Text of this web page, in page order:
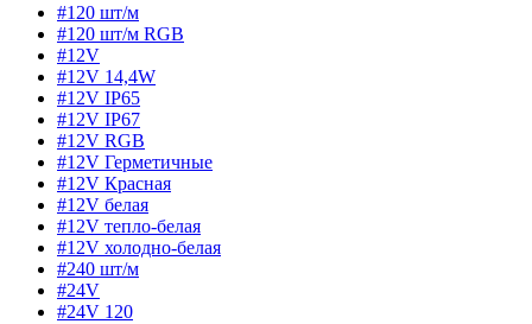
#120 шт/м
#120 шт/м RGB
#12V
#12V 14,4W
#12V IP65
#12V IP67
#12V RGB
#12V Герметичные
#12V Красная
#12V белая
#12V тепло-белая
#12V холодно-белая
#240 шт/м
#24V
#24V 120